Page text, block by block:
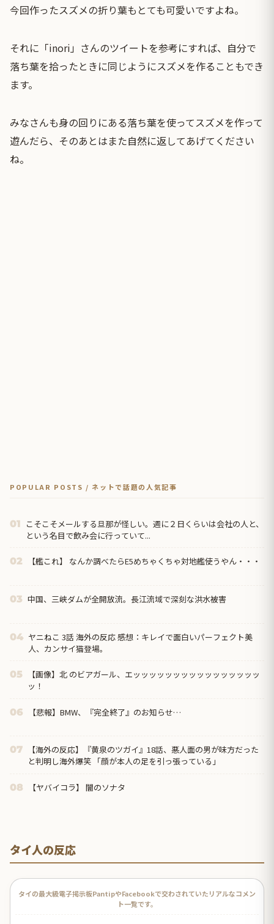
今回作ったスズメの折り葉もとても可愛いですよね。
それに「inori」さんのツイートを参考にすれば、自分で
落ち葉を拾ったときに同じようにスズメを作ることもでき
ます。
みなさんも身の回りにある落ち葉を使ってスズメを作って
遊んだら、そのあとはまた自然に返してあげてください
ね。
POPULAR POSTS / ネットで話題の人気記事
01
こそこそメールする旦那が怪しい。週に２日くらいは会社の人と、
という名目で飲み会に行っていて...
02 【艦これ】 なんか調べたらE5めちゃくちゃ対地艦使うやん・・・
03 中国、三峡ダムが全開放流。長江流域で深刻な洪水被害
04 ヤニねこ 3話 海外の反応 感想：キレイで面白いパーフェクト美
人、カンサイ猫登場。
05
【画像】北 のビアガール、エッッッッッッッッッッッッッッッッ
ッ！
06 【悲報】BMW、『完全終了』のお知らせ…
07
【海外の反応】『黄泉のツガイ』18話、悪人面の男が味方だった
と判明し海外爆笑 「顔が本人の足を引っ張っている」
08 【ヤバイコラ】 闇のソナタ
タイ人の反応
タイの最大級電子掲示板PantipやFacebookで交わされていたリアルなコメン
ト一覧です。